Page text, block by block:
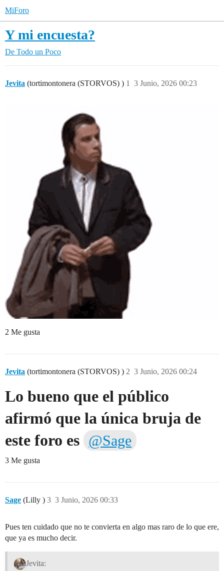
MiForo
Y mi encuesta?
De Todo un Poco
Jevita (tortimontonera (STORVOS) ) 3 Junio, 2026 00:23
1
2 Me gusta
Jevita (tortimontonera (STORVOS) ) 3 Junio, 2026 00:24
2
Lo bueno que el público
afirmó que la única bruja de
este foro es @Sage
3 Me gusta
Sage (Lilly ) 3 Junio, 2026 00:33
3
Pues ten cuidado que no te convierta en algo mas raro de lo que ere,
que ya es mucho decir.
Jevita: